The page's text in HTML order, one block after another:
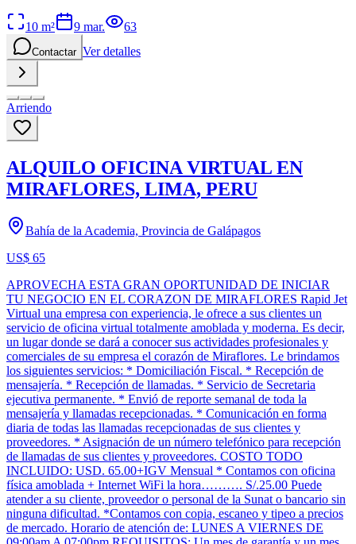
10 m² 9 mar. 63
Contactar Ver detalles
Arriendo
ALQUILO OFICINA VIRTUAL EN
MIRAFLORES, LIMA, PERU
Bahía de la Academia, Provincia de Galápagos
US$ 65
APROVECHA ESTA GRAN OPORTUNIDAD DE INICIAR
TU NEGOCIO EN EL CORAZON DE MIRAFLORES Rapid Jet
Virtual una empresa con experiencia, le ofrece a sus clientes un
servicio de oficina virtual totalmente amoblada y moderna. Es decir,
un lugar donde se dará a conocer sus actividades profesionales y
comerciales de su empresa el corazón de Miraflores. Le brindamos
los siguientes servicios: * Domiciliación Fiscal. * Recepción de
mensajería. * Recepción de llamadas. * Servicio de Secretaria
ejecutiva permanente. * Envió de reporte semanal de toda la
mensajería y llamadas recepcionadas. * Comunicación en forma
diaria de todas las llamadas recepcionadas de sus clientes y
proveedores. * Asignación de un número telefónico para recepción
de llamadas de sus clientes y proveedores. COSTO TODO
INCLUIDO: USD. 65.00+IGV Mensual * Contamos con oficina
física amoblada + Internet WiFi la hora………. S/.25.00 Puede
atender a su cliente, proveedor o personal de la Sunat o bancario sin
ninguna dificultad. *Contamos con copia, escaneo y tipeo a precios
de mercado. Horario de atención de: LUNES A VIERNES DE